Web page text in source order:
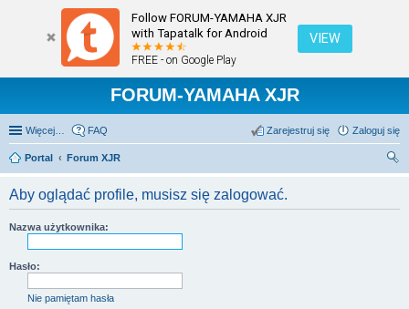
Follow FORUM-YAMAHA XJR
with Tapatalk for Android
FREE - on Google Play
VIEW
FORUM-YAMAHA XJR
Więcej… FAQ Zaloguj się
Zarejestruj się
Portal
Forum XJR
Aby oglądać profile, musisz się zalogować.
Nazwa użytkownika:
Hasło:
Nie pamiętam hasła